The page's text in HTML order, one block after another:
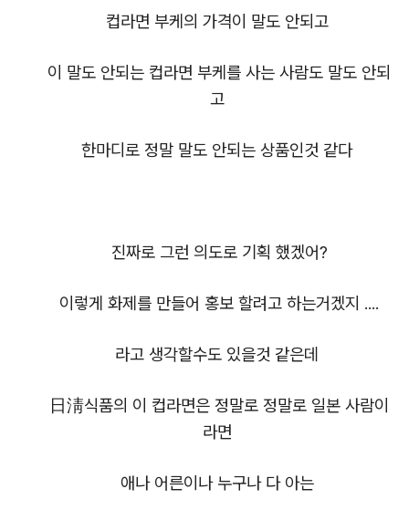
컵라면 부케의 가격이 말도 안되고
이 말도 안되는 컵라면 부케를 사는 사람도 말도 안되
고
한마디로 정말 말도 안되는 상품인것 같다
진짜로 그런 의도로 기획 했겠어?
이렇게 화제를 만들어 홍보 할려고 하는거겠지 ....
라고 생각할수도 있을것 같은데
日淸식품의 이 컵라면은 정말로 정말로 일본 사람이
라면
애나 어른이나 누구나 다 아는